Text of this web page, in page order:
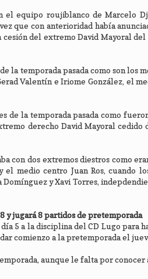
el equipo roujiblanco de Marcelo
que con anterioridad había
cesión del extremo David Mayoral
la temporada pasada como son los
Valentín e Iriome González, el
de la temporada pasada como
derecho David Mayoral cedido
con dos extremos diestros como
medio centro Juan Ros, cuando
Domínguez y Xavi Torres,
y jugará 8 partidos de pretemporada
5 a la disciplina del CD Lugo para
comienzo a la pretemporada el
aunque le falta por conocer